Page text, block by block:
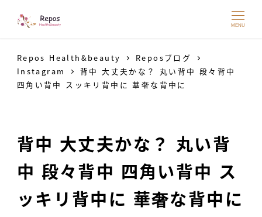
MENU
Repos Health&beauty
Reposブログ
Instagram
背中 大丈夫かな？ 丸い背中 段々背中
四角い背中 スッキリ背中に 華奢な背中に
背中 大丈夫かな？ 丸い背
中 段々背中 四角い背中 ス
ッキリ背中に 華奢な背中に